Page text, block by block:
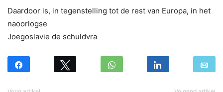
Daardoor is, in tegenstelling tot de rest van Europa, in het
naoorlogse
Joegoslavie de schuldvra